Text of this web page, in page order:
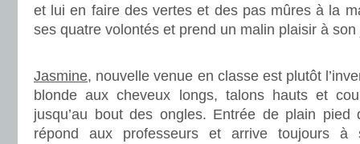
et lui en faire des vertes et des pas mûres à la
ses quatre volontés et prend un malin plaisir à
Jasmine, nouvelle venue en classe est plutôt
blonde aux cheveux longs, talons hauts et
jusqu’au bout des ongles. Entrée de plain pied
répond aux professeurs et arrive toujours à